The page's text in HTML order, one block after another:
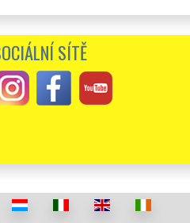
profesionální. I nadále budeme
Frýdku-Místku . Na základě kladných
tuto společnost doporučoval,
už tak často nevidí. Každopádně
SÍTĚ